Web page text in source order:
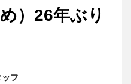
）26年ぶり
フ